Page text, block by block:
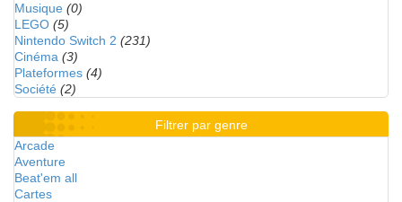
Musique (0)
LEGO (5)
Nintendo Switch 2 (231)
Cinéma (3)
Plateformes (4)
Société (2)
Filtrer par genre
Arcade
Aventure
Beat'em all
Cartes